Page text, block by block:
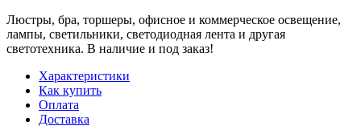
Люстры, бра, торшеры, офисное и коммерческое освещение,
лампы, светильники, светодиодная лента и другая
светотехника. В наличие и под заказ!
Характеристики
Как купить
Оплата
Доставка